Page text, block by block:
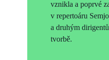
vznikla a poprvé
v repertoáru
a druhým
tvorbě.